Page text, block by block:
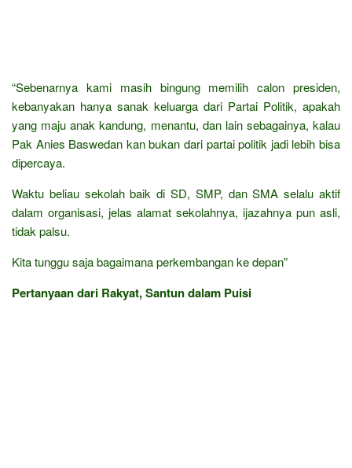
“Sebenarnya kami masih bingung memilih calon presiden,
kebanyakan hanya sanak keluarga dari Partai Politik, apakah
yang maju anak kandung, menantu, dan lain sebagainya, kalau
Pak Anies Baswedan kan bukan dari partai politik jadi lebih bisa
dipercaya.
Waktu beliau sekolah baik di SD, SMP, dan SMA selalu aktif
dalam organisasi, jelas alamat sekolahnya, ijazahnya pun asli,
tidak palsu.
Kita tunggu saja bagaimana perkembangan ke depan”
Pertanyaan dari Rakyat, Santun dalam Puisi